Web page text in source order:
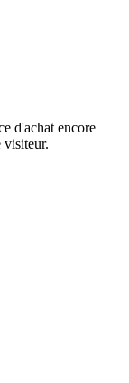
d'achat encore
visiteur.